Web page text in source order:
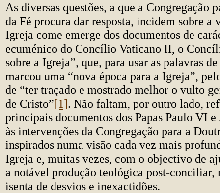
As diversas questões, a que a Congregação
da Fé procura dar resposta, incidem sobre a
Igreja come emerge dos documentos de
ecuménico do Concílio Vaticano II, o
sobre a Igreja”, que, para usar as palavras
marcou uma “nova época para a Igreja”,
de “ter traçado e mostrado melhor o vulto
de Cristo”[1]. Não faltam, por outro lado,
principais documentos dos Papas Paulo VI e
às intervenções da Congregação para a
inspirados numa visão cada vez mais
Igreja e, muitas vezes, com o objectivo de
a notável produção teológica post-conciliar,
isenta de desvios e inexactidões.